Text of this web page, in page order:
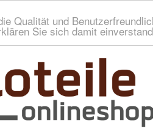
Qualität und
Sie sich damit